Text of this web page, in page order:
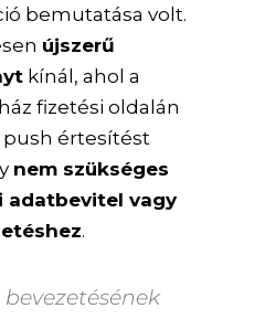
bemutatása volt.
újszerű
kínál, ahol a
fizetési oldalán
értesítést
nem szükséges
adatbevitel vagy
.